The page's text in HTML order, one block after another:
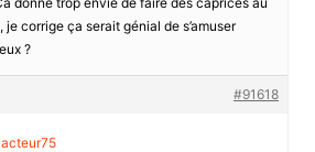
corrige ça serait génial de s’amuser
?
#91618